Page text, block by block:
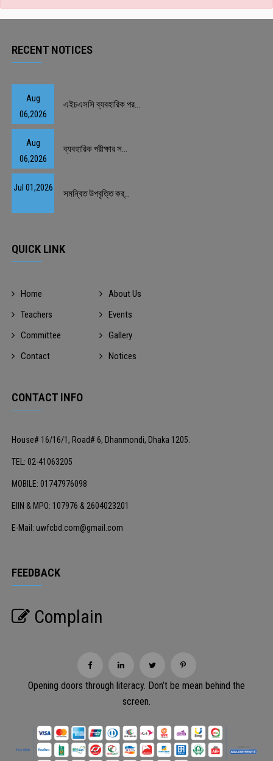
RECENT NOTICES
Aug
06,2026
এইচএসসি ব্যবহারিক পর...
Aug
06,2026
ব্যবহারিক পরীক্ষার স...
Jul 01,2026
সমন্বিত উপবৃত্তি কর্...
QUICK LINK
Home
About Us
Teachers
Events
Committee
Gallery
Contact
Notices
CONTACT INFO
House# 16/16/1, Road# 6, Dhanmondi, Dhaka 1205.
TEL: 02-41063205
MOBILE: 01747976098
EIIN & MPO: 107976 & 2604023201
E-Mail: uwfcbd.com@gmail.com
FEEDBACK
Complain
Opening doors through literacy. Don’t be mean behind the
screen.